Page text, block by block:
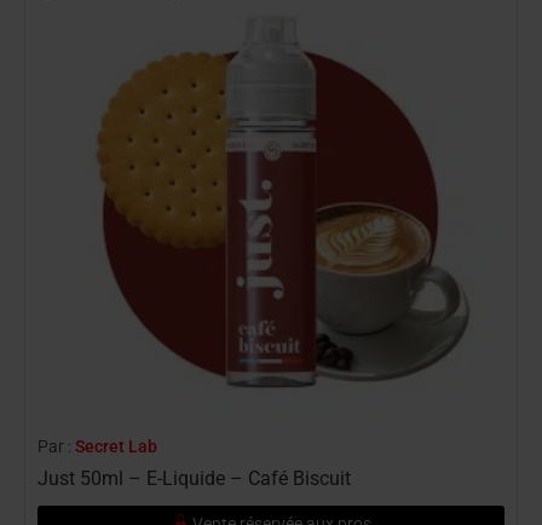
Par : Secret Lab
Just 50ml – E-Liquide – Café Biscuit